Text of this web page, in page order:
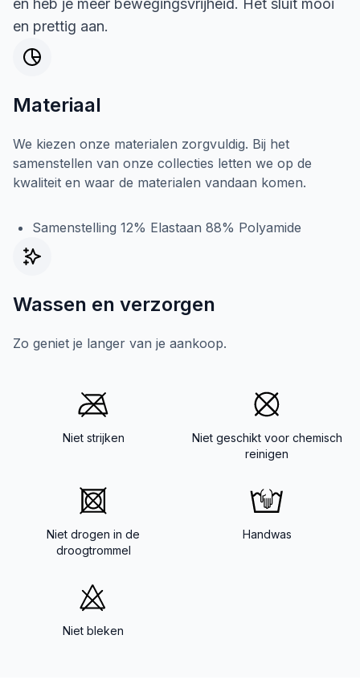
en heb je meer bewegingsvrijheid. Het sluit mooi
en prettig aan.
Materiaal
We kiezen onze materialen zorgvuldig. Bij het
samenstellen van onze collecties letten we op de
kwaliteit en waar de materialen vandaan komen.
Samenstelling 12% Elastaan 88% Polyamide
Wassen en verzorgen
Zo geniet je langer van je aankoop.
Niet strijken
Niet geschikt voor chemisch
reinigen
Niet drogen in de
droogtrommel
Handwas
Niet bleken